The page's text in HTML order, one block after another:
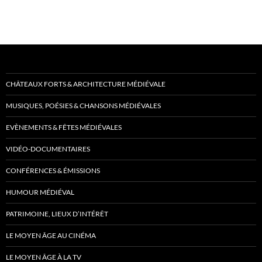
CHÂTEAUX FORTS & ARCHITECTURE MÉDIÉVALE
MUSIQUES, POÉSIES & CHANSONS MÉDIÉVALES
EVÈNEMENTS & FÊTES MÉDIÉVALES
VIDÉO-DOCUMENTAIRES
CONFÉRENCES & ÉMISSIONS
HUMOUR MÉDIÉVAL
PATRIMOINE, LIEUX D’INTÉRÊT
LE MOYEN ÂGE AU CINÉMA
LE MOYEN ÂGE À LA TV